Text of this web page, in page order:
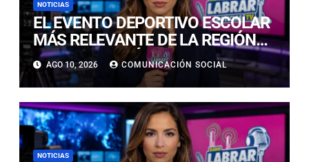
NOTICIAS
EL EVENTO DEPORTIVO ESCOLAR
MÁS RELEVANTE DE LA REGIÓN
CONVOCA A JÓVENES PROMESAS
DEL DEPORTE CIENCIA EN EL
COLEGIO PARROQUIAL PADRE
NEGRO.
AGO 10, 2026 COMUNICACIÓN SOCIAL
NOTICIAS